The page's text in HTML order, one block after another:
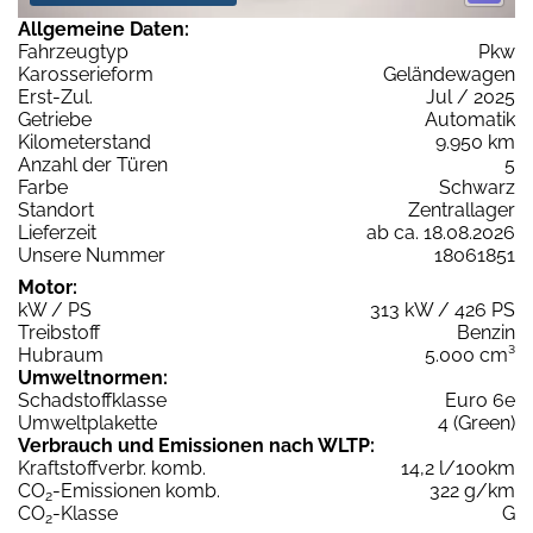
Allgemeine Daten:
Fahrzeugtyp
Pkw
Karosserieform
Geländewagen
Erst-Zul.
Jul / 2025
Getriebe
Automatik
Kilometerstand
9.950 km
Anzahl der Türen
5
Farbe
Schwarz
Standort
Zentrallager
Lieferzeit
ab ca. 18.08.2026
Unsere Nummer
18061851
Motor:
kW / PS
313 kW / 426 PS
Treibstoff
Benzin
Hubraum
5.000 cm³
Umweltnormen:
Schadstoffklasse
Euro 6e
Umweltplakette
4 (Green)
Verbrauch und Emissionen nach WLTP:
Kraftstoffverbr. komb.
14,2 l/100km
CO2-Emissionen komb.
322 g/km
CO2-Klasse G